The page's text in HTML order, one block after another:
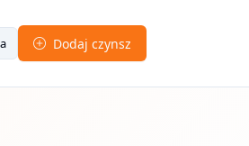
Dodaj czynsz